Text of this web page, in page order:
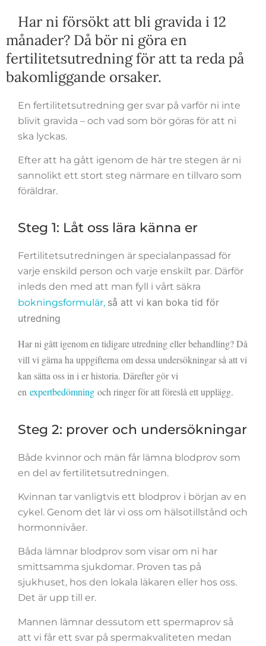
Har ni försökt att bli gravida i 12
månader? Då bör ni göra en
fertilitetsutredning för att ta reda på
bakomliggande orsaker.
En fertilitetsutredning ger svar på varför ni inte
blivit gravida – och vad som bör göras för att ni
ska lyckas.
Efter att ha gått igenom de här tre stegen är ni
sannolikt ett stort steg närmare en tillvaro som
föräldrar.
Steg 1: Låt oss lära känna er
Fertilitetsutredningen är specialanpassad för
varje enskild person och varje enskilt par. Därför
inleds den med att man fyll i vårt säkra
bokningsformulär, så att vi kan boka tid för
utredning
Har ni gått igenom en tidigare utredning eller behandling? Då
vill vi gärna ha uppgifterna om dessa undersökningar så att vi
kan sätta oss in i er historia. Därefter gör vi
en expertbedömning och ringer för att föreslå ett upplägg.
Steg 2: prover och undersökningar
Både kvinnor och män får lämna blodprov som
en del av fertilitetsutredningen.
Kvinnan tar vanligtvis ett blodprov i början av en
cykel. Genom det lär vi oss om hälsotillstånd och
hormonnivåer.
Båda lämnar blodprov som visar om ni har
smittsamma sjukdomar. Proven tas på
sjukhuset, hos den lokala läkaren eller hos oss.
Det är upp till er.
Mannen lämnar dessutom ett spermaprov så
att vi får ett svar på spermakvaliteten medan